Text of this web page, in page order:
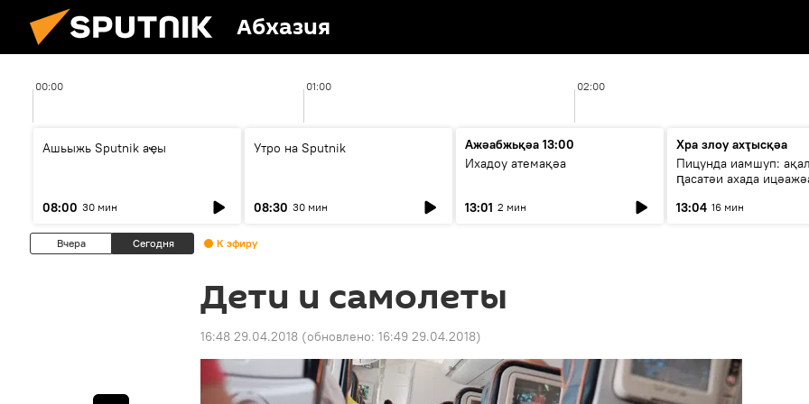
Абхазия
00:00 01:00 02:00
Ашьыжь Sputnik аҿы
08:00 30 мин
Утро на Sputnik
08:30 30 мин
Ажәабжьқәа 13:00
Ихадоу атемақәа
13:01 2 мин
Хра злоу ахҭысқәа
Пицунда иамшуп:
ԥасатәи ахада
13:04 16 мин
Вчера Сегодня К эфиру
Дети и самолеты
16:48 29.04.2018 (обновлено: 16:49 29.04.2018)